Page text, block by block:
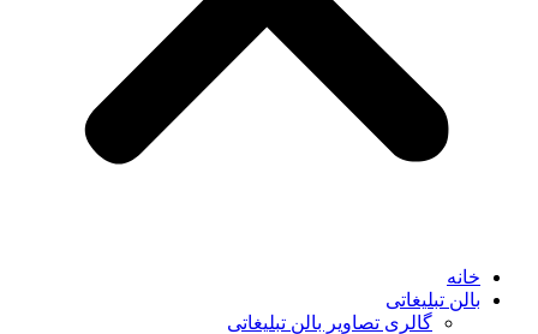
خانه
بالن تبلیغاتی
گالری تصاویر بالن تبلیغاتی